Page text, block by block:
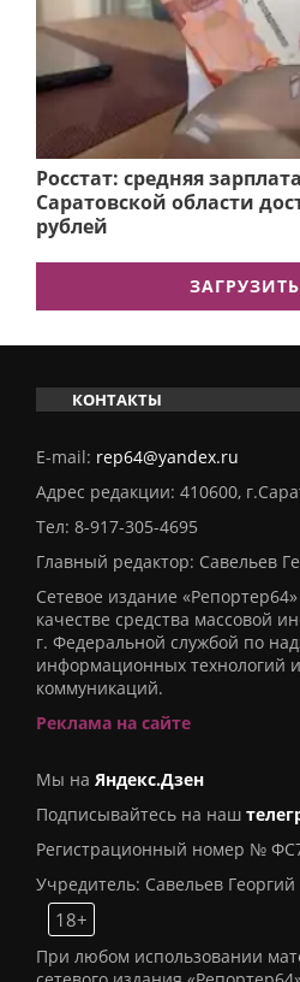
Росстат: средняя
Саратовской области
рублей
КОНТАКТЫ
E-mail: rep64@yandex.ru
Адрес редакции: 410600,
Тел: 8-917-305-4695
Главный редактор: Савельев
Сетевое издание
качестве средства массовой
г. Федеральной службой по
информационных технологий
коммуникаций.
Реклама на сайте
Мы на Яндекс.Дзен
Подписывайтесь на наш
Регистрационный номер №
Учредитель: Савельев
18+
При любом использовании